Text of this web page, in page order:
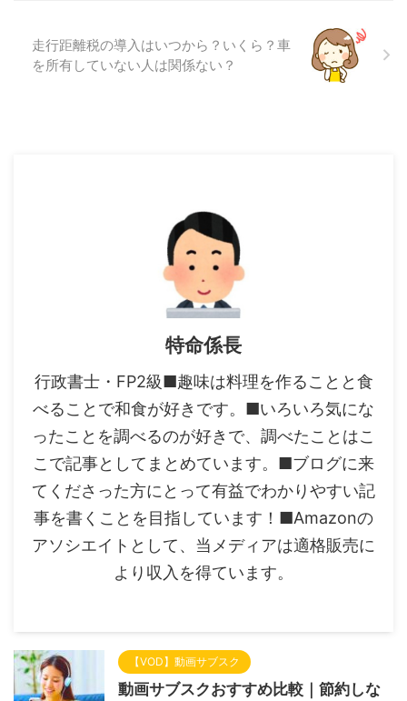
走行距離税の導入はいつから？いくら？車
を所有していない人は関係ない？
特命係長
行政書士・FP2級■趣味は料理を作ることと食
べることで和食が好きです。■いろいろ気にな
ったことを調べるのが好きで、調べたことはこ
こで記事としてまとめています。■ブログに来
てくださった方にとって有益でわかりやすい記
事を書くことを目指しています！■Amazonの
アソシエイトとして、当メディアは適格販売に
より収入を得ています。
【VOD】動画サブスク
動画サブスクおすすめ比較｜節約しな